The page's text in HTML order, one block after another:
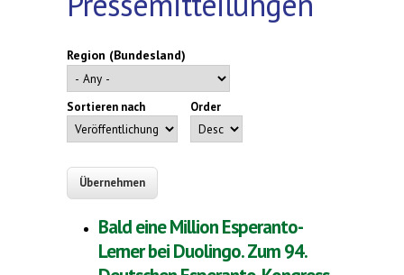
Region (Bundesland)
Sortieren nach Order
Bald eine Million Esperanto-
Lerner bei Duolingo. Zum 94.